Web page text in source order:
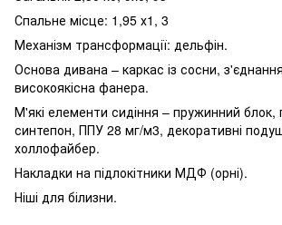
Спальне місце: 1,95 х1, 3
Механізм трансформації: дельфін.
Основа дивана – каркас із сосни,
високоякісна фанера.
М'які елементи сидіння – пружинний блок,
синтепон, ППУ 28 мг/м3, декоративні
холлофайбер.
Накладки на підлокітники МДФ (орні).
Ніші для білизни.